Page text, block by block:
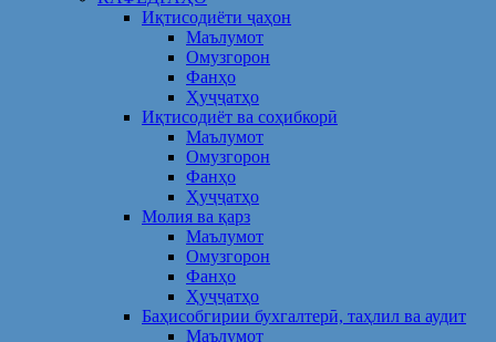
Иқтисодиёти ҷаҳон
Маълумот
Омузгорон
Фанҳо
Ҳуҷҷатҳо
Иқтисодиёт ва соҳибкорӣ
Маълумот
Омузгорон
Фанҳо
Ҳуҷҷатҳо
Молия ва қарз
Маълумот
Омузгорон
Фанҳо
Ҳуҷҷатҳо
Баҳисобгирии бухгалтерӣ, таҳлил ва аудит
Маълумот